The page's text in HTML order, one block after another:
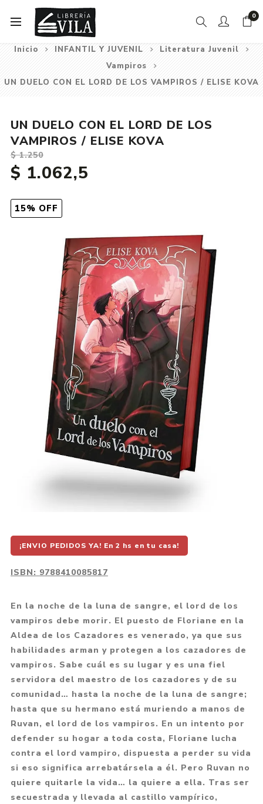
0
Inicio INFANTIL Y JUVENIL
Literatura Juvenil
Vampiros
UN DUELO CON EL LORD DE LOS VAMPIROS / ELISE KOVA
15% OFF
UN DUELO CON EL LORD DE LOS
VAMPIROS / ELISE KOVA
$ 1.250
$ 1.062,5
¡ENVIO PEDIDOS YA! En 2 hs en tu casa!
ISBN: 9788410085817
En la noche de la luna de sangre, el lord de los
vampiros debe morir. El puesto de Floriane en la
Aldea de los Cazadores es venerado, ya que sus
habilidades arman y protegen a los cazadores de
vampiros. Sabe cuál es su lugar y es una fiel
servidora del maestro de los cazadores y de su
comunidad… hasta la noche de la luna de sangre;
hasta que su hermano está muriendo a manos de
Ruvan, el lord de los vampiros. En un intento por
defender su hogar a toda costa, Floriane lucha
contra el lord vampiro, dispuesta a perder su vida
si eso significa arrebatársela a él. Pero Ruvan no
quiere quitarle la vida… la quiere a ella. Tras ser
secuestrada y llevada al castillo vampírico,